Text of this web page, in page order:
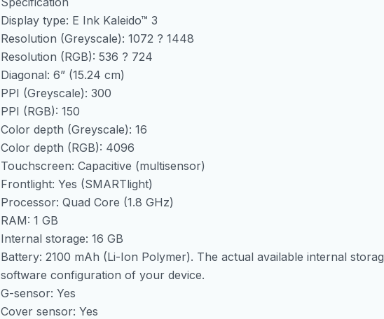
Display type: E Ink Kaleido™ 3
Resolution (Greyscale): 1072 ? 1448
Resolution (RGB): 536 ? 724
Diagonal: 6” (15.24 cm)
PPI (Greyscale): 300
PPI (RGB): 150
Color depth (Greyscale): 16
Color depth (RGB): 4096
Touchscreen: Capacitive (multisensor)
Frontlight: Yes (SMARTlight)
Processor: Quad Core (1.8 GHz)
RAM: 1 GB
Internal storage: 16 GB
Battery: 2100 mAh (Li-Ion Polymer). The actual available internal
software configuration of your device.
G-sensor: Yes
Cover sensor: Yes